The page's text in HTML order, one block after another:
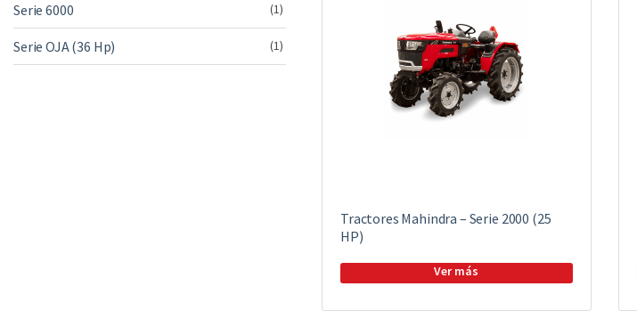
Tractores Mahindra – Serie 2000 (25
HP)
Serie 6000 (1)
Serie OJA (36 Hp) (1)